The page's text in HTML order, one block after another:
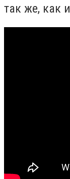
так же, как